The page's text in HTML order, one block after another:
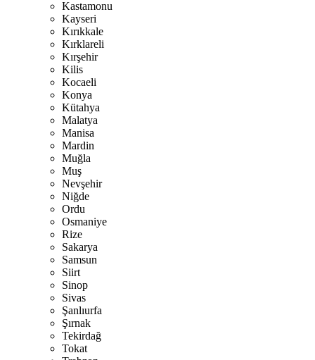
Kastamonu
Kayseri
Kırıkkale
Kırklareli
Kırşehir
Kilis
Kocaeli
Konya
Kütahya
Malatya
Manisa
Mardin
Muğla
Muş
Nevşehir
Niğde
Ordu
Osmaniye
Rize
Sakarya
Samsun
Siirt
Sinop
Sivas
Şanlıurfa
Şırnak
Tekirdağ
Tokat